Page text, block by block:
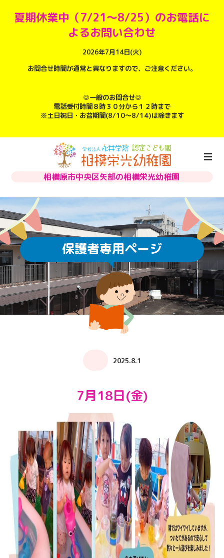
夏期休業中（7/21～8/25）のお電話に
よるお問い合わせ
2026年7月14日(火)
お問合せ時間が通常と異なりますので、ご注意ください。
◎一般のお問合せ◎
電話受付時間８時３０分から１２時まで
※土日祝日・お盆期間(8/10～8/14)は除きます
相模原市中央区矢部の相模栄光幼稚園
保護者専用ページ
2025.8.1
7月18日(金)